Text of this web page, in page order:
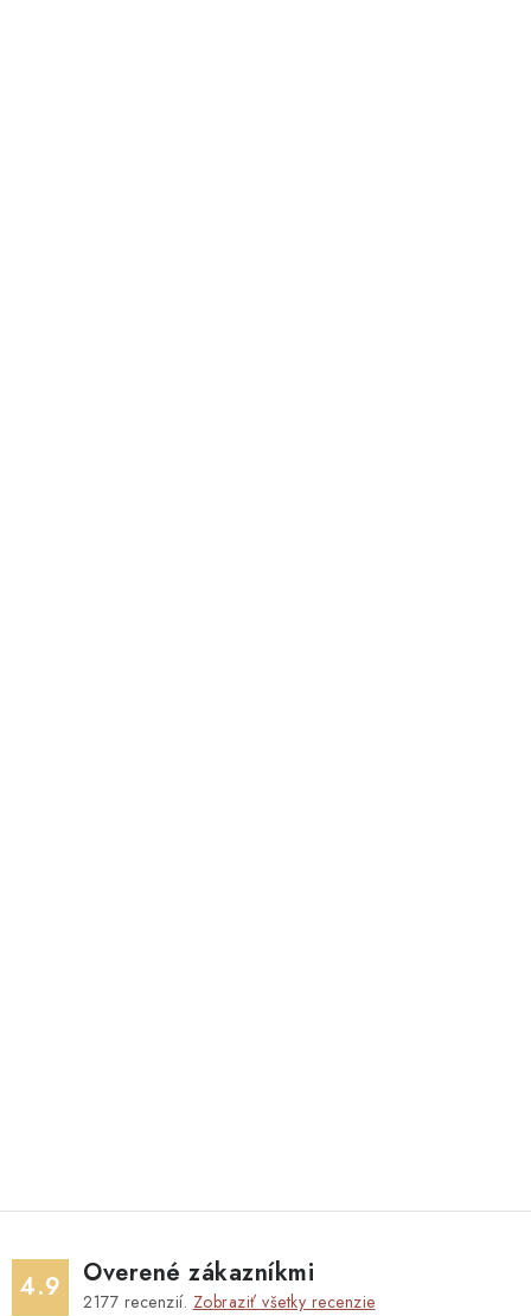
4.9 Overené zákazníkmi
2177 recenzií. Zobraziť všetky recenzie